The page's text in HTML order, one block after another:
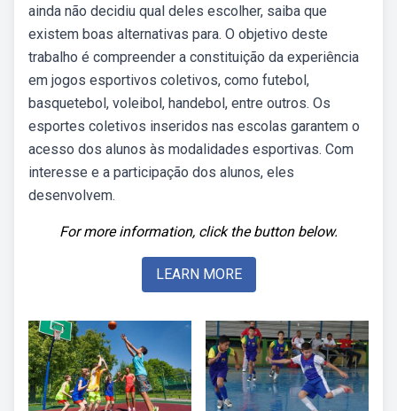
ainda não decidiu qual deles escolher, saiba que
existem boas alternativas para. O objetivo deste
trabalho é compreender a constituição da experiência
em jogos esportivos coletivos, como futebol,
basquetebol, voleibol, handebol, entre outros. Os
esportes coletivos inseridos nas escolas garantem o
acesso dos alunos às modalidades esportivas. Com
interesse e a participação dos alunos, eles
desenvolvem.
For more information, click the button below.
LEARN MORE